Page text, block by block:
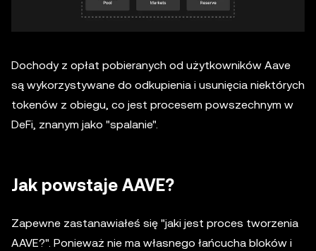
Dochody z opłat pobieranych od użytkowników Aave
są wykorzystywane do odkupienia i usunięcia niektórych
tokenów z obiegu, co jest procesem powszechnym w
DeFi, znanym jako "spalanie".
Jak powstaje AAVE?
Zapewne zastanawiałeś się "jaki jest proces tworzenia
AAVE?". Ponieważ nie ma własnego łańcucha bloków i